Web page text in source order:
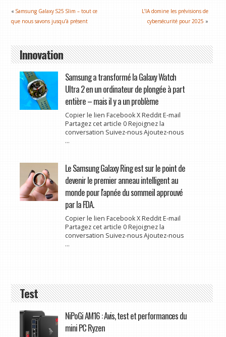
«Samsung Galaxy S25 Slim – tout ce
que nous savons jusqu’à présent
L’IA domine les prévisions de
cybersécurité pour 2025 »
Innovation
Samsung a transformé la Galaxy Watch
Ultra 2 en un ordinateur de plongée à part
entière – mais il y a un problème
Copier le lien Facebook X Reddit E-mail
Partagez cet article 0 Rejoignez la
conversation Suivez-nous Ajoutez-nous
...
Le Samsung Galaxy Ring est sur le point de
devenir le premier anneau intelligent au
monde pour l'apnée du sommeil approuvé
par la FDA.
Copier le lien Facebook X Reddit E-mail
Partagez cet article 0 Rejoignez la
conversation Suivez-nous Ajoutez-nous
...
Test
NiPoGi AM16 : Avis, test et performances du
mini PC Ryzen